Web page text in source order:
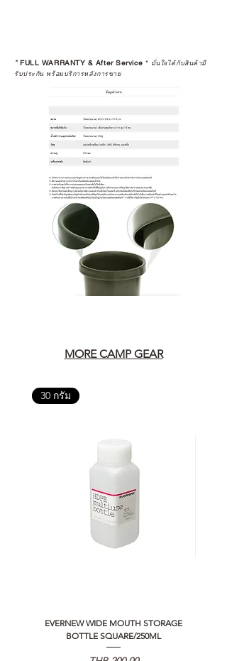
*FULL WARRANTY & After Service * มั่นใจได้กับสินค้ามี
รับประกัน พร้อมบริการหลังการขาย
MORE CAMP GEAR
30 กรัม
EVERNEW WIDE MOUTH STORAGE
BOTTLE SQUARE/250ML